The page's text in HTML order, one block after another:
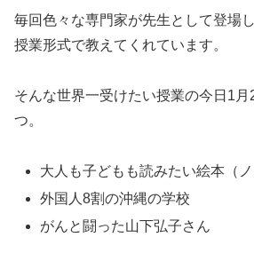
毎回色々な専門家が先生として登場
授業形式で教えてくれています。
そんな世界一受けたい授業の今日1
つ。
大人も子どもも読みたい絵本（ノ
外国人8割の沖縄の学校
がんと闘った山下弘子さん